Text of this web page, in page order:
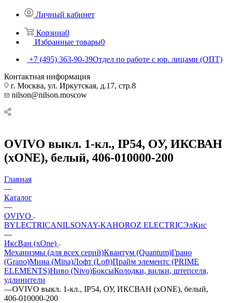
Личный кабинет
Корзина0
Избранные товары0
+7 (495) 363-90-39Отдел по работе с юр. лицами (ОПТ)
Контактная информация
г. Москва, ул. Иркутская, д.17, стр.8
nilson@nilson.moscow
OVIVO выкл. 1-кл., IP54, ОУ, ИКСВАН
(xONE), белый, 406-010000-200
Главная
—
Каталог
—
OVIVO
BYLECTRICANILSONAY-KAHOROZ ELECTRICЭлКис
—
ИксВан (xOne)
Механизмы (для всех серий)Квантум (Quantum)Грано
(Grano)Мина (Mina)Лофт (Loft)Прайм элементс (PRIME
ELEMENTS)Ниво (Nivo)БоксыКолодки, вилки, штепселя,
удлинители
—OVIVO выкл. 1-кл., IP54, ОУ, ИКСВАН (xONE), белый,
406-010000-200